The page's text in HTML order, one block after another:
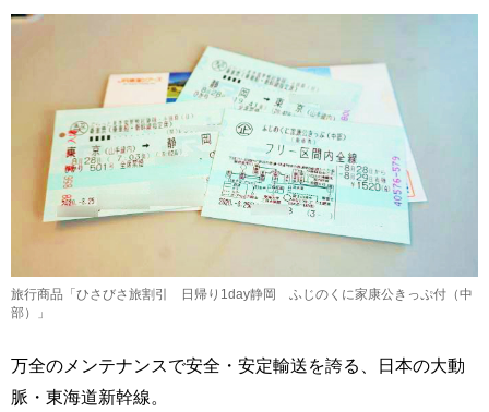
旅行商品「ひさびさ旅割引 日帰り1day静岡 ふじのくに家康公きっぷ付（中
部）」
万全のメンテナンスで安全・安定輸送を誇る、日本の大動
脈・東海道新幹線。